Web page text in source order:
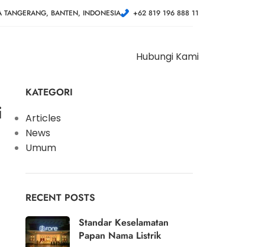
TANGERANG, BANTEN, INDONESIA +62 819 196 888 11
Hubungi Kami
KATEGORI
Articles
News
Umum
RECENT POSTS
Standar Keselamatan
Papan Nama Listrik